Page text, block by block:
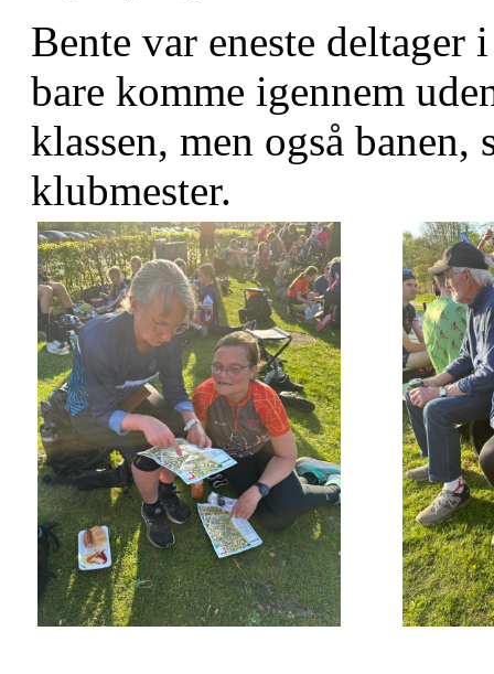
Bente var eneste deltager
bare komme igennem
klassen, men også
klubmester.